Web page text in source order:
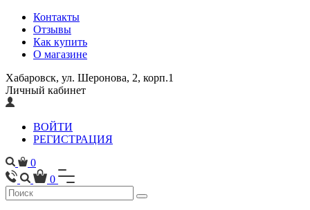
Контакты
Отзывы
Как купить
О магазине
Хабаровск, ул. Шеронова, 2, корп.1
Личный кабинет
ВОЙТИ
РЕГИСТРАЦИЯ
0
0